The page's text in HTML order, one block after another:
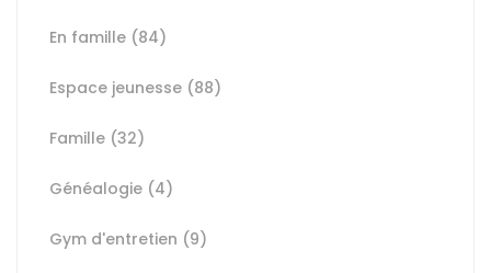
En famille (84)
Espace jeunesse (88)
Famille (32)
Généalogie (4)
Gym d'entretien (9)